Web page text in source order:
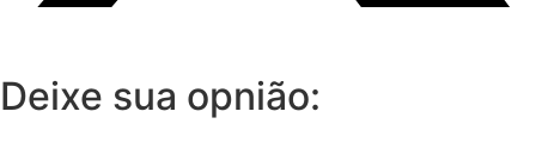
Deixe sua opnião: